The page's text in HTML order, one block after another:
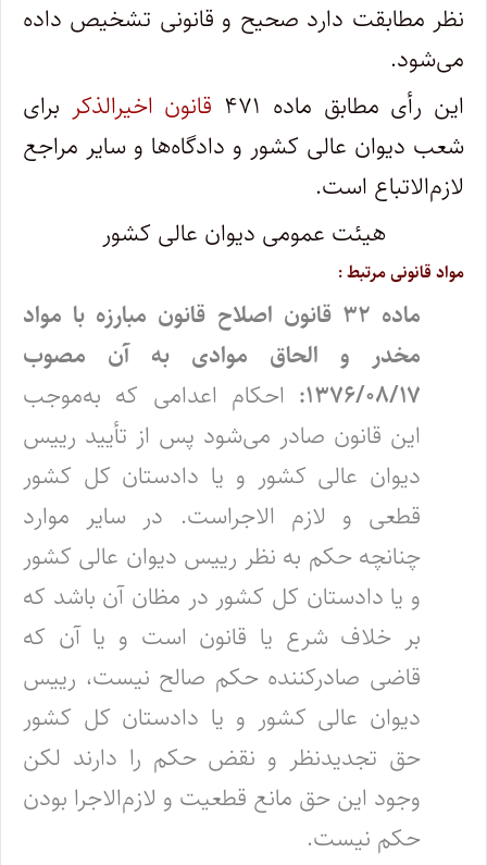
نظر مطابقت دارد صحیح و قانونی تشخیص داده
می‌شود.
این رأی مطابق ماده ۴۷۱
قانون اخیرالذکر برای
شعب دیوان عالی کشور و دادگاه‌ها و سایر مراجع
لازم‌الاتباع است.
هیئت عمومی دیوان عالی کشور
مواد قانونی مرتبط :
ماده ۳۲ قانون اصلاح قانون مبارزه با مواد
مخدر و الحاق موادی به آن مصوب
۱۳۷۶/۰۸/۱۷:
احکام اعدامی که به‌موجب
این قانون صادر می‌شود پس از تأیید رییس
دیوان عالی کشور و یا دادستان کل کشور
قطعی و لازم الاجراست. در سایر موارد
چنانچه حکم به نظر رییس دیوان عالی کشور
و یا دادستان کل کشور در مظان آن باشد که
بر خلاف شرع یا قانون است و یا آن که
قاضی صادرکننده حکم صالح نیست، رییس
دیوان عالی کشور و یا دادستان کل کشور
حق تجدیدنظر و نقض حکم را دارند لکن
وجود این حق مانع قطعیت و لازم‌الاجرا بودن
حکم نیست.